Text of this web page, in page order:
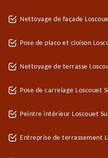
Nettoyage de façade
Pose de placo et cloison
Nettoyage de terrasse
Pose de carrelage Loscouet
Peintre intérieur Loscouet
Entreprise de terrassement